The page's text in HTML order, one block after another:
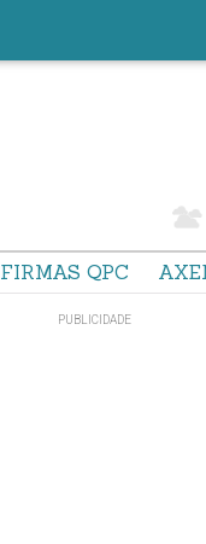
FIRMAS QPC